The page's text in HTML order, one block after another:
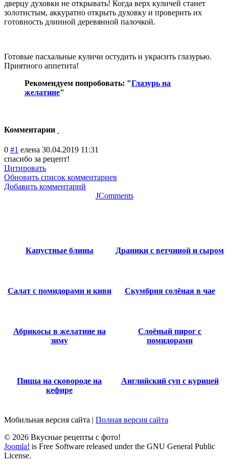
дверцу духовки не открывать! Когда верх куличей станет
золотистым, аккуратно открыть духовку и проверить их
готовность длинной деревянной палочкой.
Готовые пасхальные куличи остудить и украсить глазурью.
Приятного аппетита!
Рекомендуем попробовать: "Глазурь на
желатине"
Комментарии
0 #1 елена 30.04.2019 11:31
спасибо за рецепт!
Цитировать
Обновить список комментариев
Добавить комментарий
JComments
Капустные блины Драники с ветчиной и сыром
Салат с помидорами и киви Скумбрия солёная в чае
Абрикосы в желатине на
зиму
Слоёный пирог с
помидорами
Пицца на сковороде на
кефире
Английский суп с курицей
Мобильная версия сайта | Полная версия сайта
© 2026 Вкусные рецепты с фото!
Joomla! is Free Software released under the GNU General Public
License.